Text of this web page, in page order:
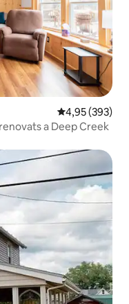
4,95 de
4,95 (393)
a Deep Creek